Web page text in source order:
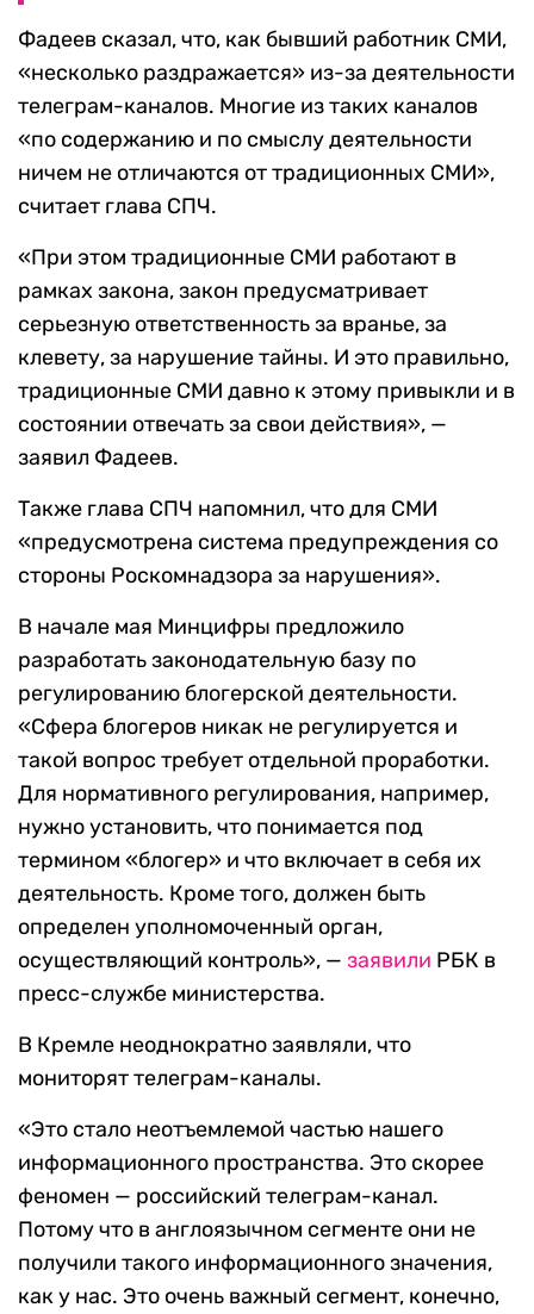
Фадеев сказал, что, как бывший работник СМИ,
«несколько раздражается» из-за деятельности
телеграм-каналов. Многие из таких каналов
«по содержанию и по смыслу деятельности
ничем не отличаются от традиционных СМИ»,
считает глава СПЧ.
«При этом традиционные СМИ работают в
рамках закона, закон предусматривает
серьезную ответственность за вранье, за
клевету, за нарушение тайны. И это правильно,
традиционные СМИ давно к этому привыкли и в
состоянии отвечать за свои действия», —
заявил Фадеев.
Также глава СПЧ напомнил, что для СМИ
«предусмотрена система предупреждения со
стороны Роскомнадзора за нарушения».
В начале мая Минцифры предложило
разработать законодательную базу по
регулированию блогерской деятельности.
«Сфера блогеров никак не регулируется и
такой вопрос требует отдельной проработки.
Для нормативного регулирования, например,
нужно установить, что понимается под
термином «блогер» и что включает в себя их
деятельность. Кроме того, должен быть
определен уполномоченный орган,
осуществляющий контроль», — заявили РБК в
пресс-службе министерства.
В Кремле неоднократно заявляли, что
мониторят телеграм-каналы.
«Это стало неотъемлемой частью нашего
информационного пространства. Это скорее
феномен — российский телеграм-канал.
Потому что в англоязычном сегменте они не
получили такого информационного значения,
как у нас. Это очень важный сегмент, конечно,